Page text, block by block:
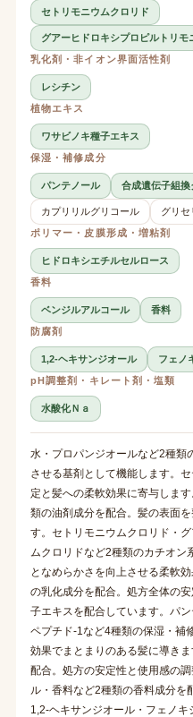
セトリモニウムクロリド
グアーヒドロキシプロピルトリモ
乳化剤・非イオン界面活性剤
レシチン
植物エキス
ワサビノキ種子エキス
保湿・補修成分
パンテノール 合成遺伝子組換
カプリリルグリコール
グリセ
ポリマー・皮膜形成・増粘剤
ヒドロキシエチルセルロース
香料
ベンジルアルコール
香料
防腐剤
1,2-ヘキサンジオール
フェノ
pH調整剤・キレート剤・塩類
水酸化Ｎａ
水・プロパンジオールなど2種類
させる基剤として機能します。
定と髪への柔軟効果に寄与しま
類の油剤成分を配合。髪の表面
す。セトリモニウムクロリド・
ムクロリドなど2種類のカチオン
となめらかさを向上させる柔軟
の乳化成分を配合。処方全体の
子エキスを配合しています。パ
ペプチド-1など4種類の保湿・補
効果でまとまりのある髪に導き
配合。処方の安定性と使用感の
ル・香料など2種類の香料成分を
1,2-ヘキサンジオール・フェノ